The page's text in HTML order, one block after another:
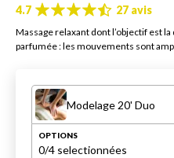
4.7
27 avis
Massage relaxant dont l’objectif est
parfumée : les mouvements sont
Modelage 20' Duo
OPTIONS
0/4 selectionnées